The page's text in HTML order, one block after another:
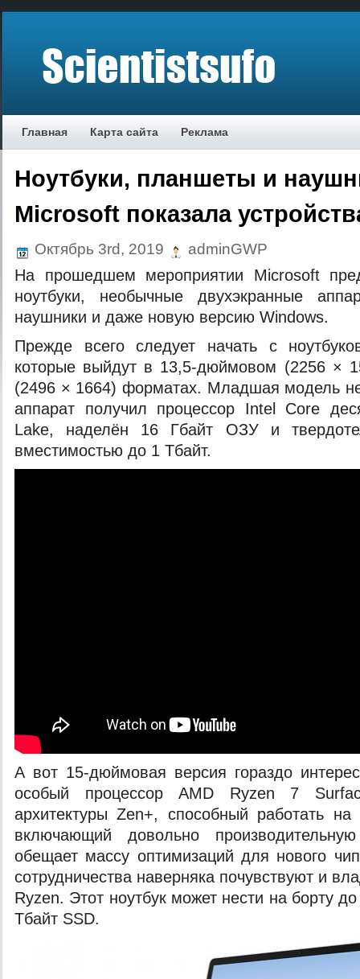
Главная Карта сайта Реклама
Ноутбуки, планшеты и
Microsoft показала
Октябрь 3rd, 2019 adminGWP
На прошедшем мероприятии Microsoft
ноутбуки, необычные двухэкранные
наушники и даже новую версию Windows.
Прежде всего следует начать с
которые выйдут в 13,5-дюймовом (2256 ×
(2496 × 1664) форматах. Младшая модель
аппарат получил процессор Intel Core
Lake, наделён 16 Гбайт ОЗУ и
вместимостью до 1 Тбайт.
А вот 15-дюймовая версия гораздо
особый процессор AMD Ryzen 7
архитектуры Zen+, способный работать
включающий довольно
обещает массу оптимизаций для нового
сотрудничества наверняка почувствуют и
Ryzen. Этот ноутбук может нести на борту
Тбайт SSD.